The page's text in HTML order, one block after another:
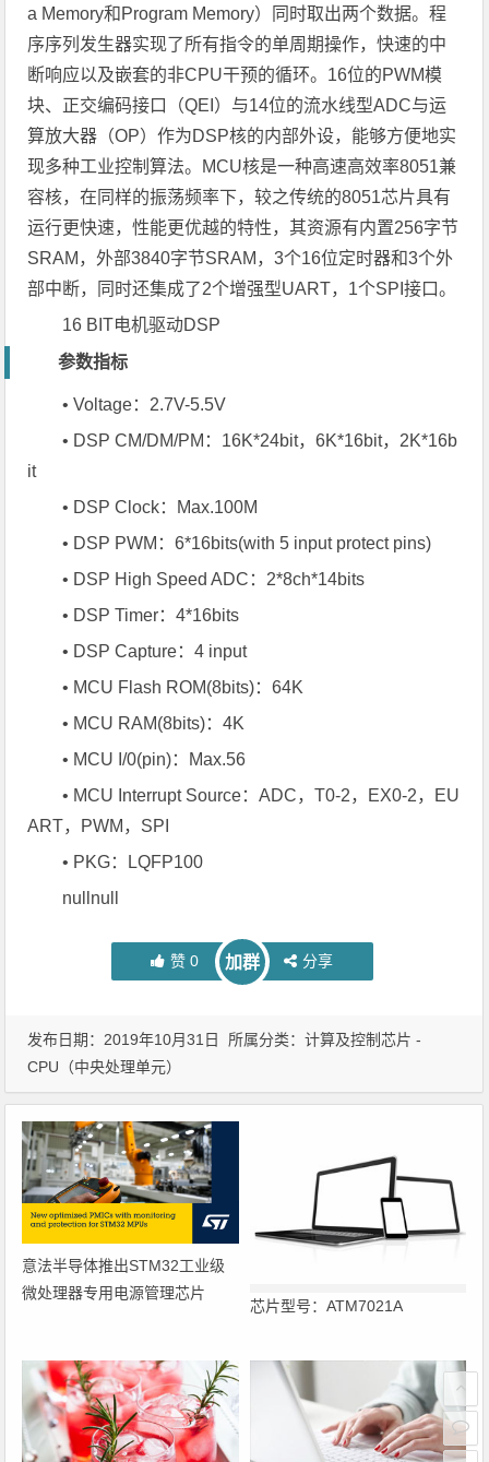
a Memory和Program Memory）同时取出两个数据。程
序序列发生器实现了所有指令的单周期操作，快速的中
断响应以及嵌套的非CPU干预的循环。16位的PWM模
块、正交编码接口（QEI）与14位的流水线型ADC与运
算放大器（OP）作为DSP核的内部外设，能够方便地实
现多种工业控制算法。MCU核是一种高速高效率8051兼
容核，在同样的振荡频率下，较之传统的8051芯片具有
运行更快速，性能更优越的特性，其资源有内置256字节
SRAM，外部3840字节SRAM，3个16位定时器和3个外
部中断，同时还集成了2个增强型UART，1个SPI接口。
16 BIT电机驱动DSP
参数指标
• Voltage：2.7V-5.5V
• DSP CM/DM/PM：16K*24bit，6K*16bit，2K*16b
it
• DSP Clock：Max.100M
• DSP PWM：6*16bits(with 5 input protect pins)
• DSP High Speed ADC：2*8ch*14bits
• DSP Timer：4*16bits
• DSP Capture：4 input
• MCU Flash ROM(8bits)：64K
• MCU RAM(8bits)：4K
• MCU I/0(pin)：Max.56
• MCU Interrupt Source：ADC，T0-2，EX0-2，EU
ART，PWM，SPI
• PKG：LQFP100
nullnull
赞 0 加群 分享
发布日期：2019年10月31日 所属分类：计算及控制芯片 -
CPU（中央处理单元）
意法半导体推出STM32工业级
微处理器专用电源管理芯片
芯片型号：ATM7021A